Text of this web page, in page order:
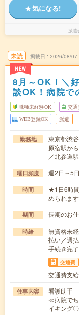
気になる!
派遣
未読
NEW
掲載日 2026/08/07
8月～OK！＼
談OK！病院で
職種未経験OK 交通
WEB登録OK 派遣
勤務地
東京都渋
原宿駅か
／北参道
曜日頻度 週2日～5
時間
★1日6時
められま
期間 長期のお
時給
無資格未
払い／週
手続き完
交通費
交通費支
仕事内容
看護助手
≪病院で
イキング